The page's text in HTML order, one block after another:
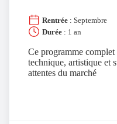
Rentrée : Septembre
Durée : 1 an
Ce programme complet
technique, artistique et
attentes du marché